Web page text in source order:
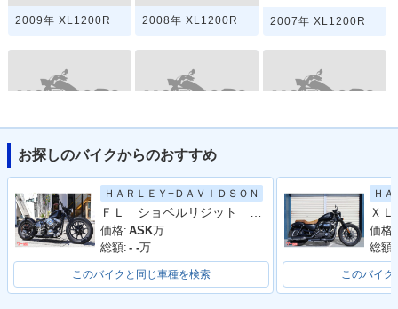
2009年 XL1200R 2008年 XL1200R 2007年 XL1200R
2006年 XL1200R 2005年 XL1200R
お探しのバイクからのおすすめ
ＨＡＲＬＥＹ−ＤＡＶＩＤＳＯＮ
ＦＬ ショベルリジット スプリンガー ジョッキーシフト
価格: ASK万
総額: - -万
このバイクと同じ車種を検索
Ｈ
価格:
総額:
このバイク